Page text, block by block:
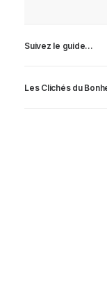
Suivez le guide...
Les Clichés du